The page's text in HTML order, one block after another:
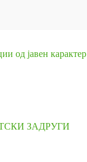
од јавен карактер
ЗАДРУГИ